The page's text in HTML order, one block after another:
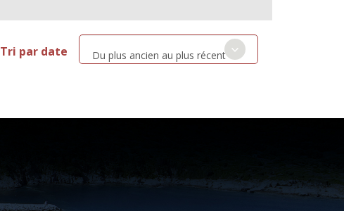
Tri par date Du plus ancien au plus récent